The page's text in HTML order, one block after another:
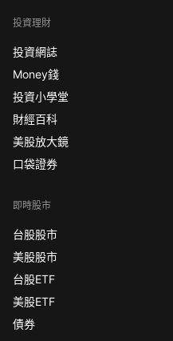
投資理財
投資網誌
Money錢
投資小學堂
財經百科
美股放大鏡
口袋證券
即時股市
台股股市
美股股市
台股ETF
美股ETF
債券